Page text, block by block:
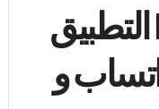
تعرف على Imo التطبيق
و